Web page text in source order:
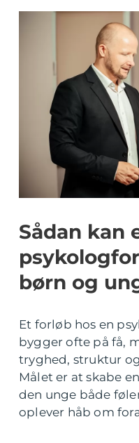
Sådan kan
børn og
Et forløb hos en
bygger ofte på få,
tryghed, struktur
Målet er at skabe
den unge både
oplever håb om